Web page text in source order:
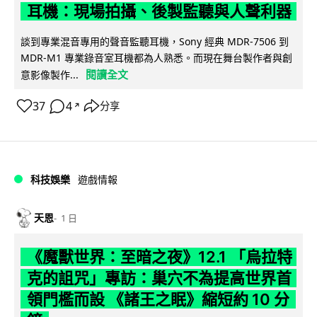
耳機：現場拍攝、後製監聽與人聲利器
談到專業混音專用的聲音監聽耳機，Sony 經典 MDR-7506 到
MDR-M1 專業錄音室耳機都為人熟悉。而現在舞台製作者與創
意影像製作...
閱讀全文
37 4 ↗ 分享
科技娛樂 遊戲情報
天恩 1 日
《魔獸世界：至暗之夜》12.1 「烏拉特
克的詛咒」專訪：巢穴不為提高世界首
領門檻而設 《諸王之眠》縮短約 10 分